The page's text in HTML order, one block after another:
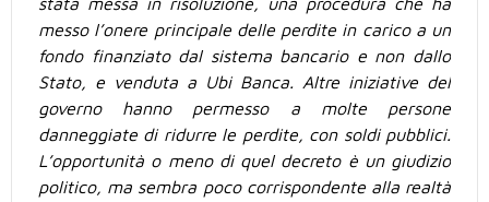
messo l’onere principale delle perdite in carico a un
fondo finanziato dal sistema bancario e non dallo
Stato, e venduta a Ubi Banca. Altre iniziative del
governo hanno permesso a molte persone
danneggiate di ridurre le perdite, con soldi pubblici.
L’opportunità o meno di quel decreto è un giudizio
politico, ma sembra poco corrispondente alla realtà